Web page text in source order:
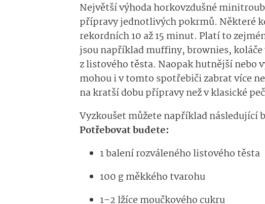
Největší výhoda horkovzdušné
přípravy jednotlivých pokrmů. Některé
rekordních 10 až 15 minut. Platí to
jsou například muffiny, brownies,
z listového těsta. Naopak hutnější nebo
mohou i v tomto spotřebiči zabrat více
na kratší dobu přípravy než v klasické
Vyzkoušet můžete například následující
Potřebovat budete:
1 balení rozváleného listového těsta
100 g měkkého tvarohu
1–2 lžíce moučkového cukru